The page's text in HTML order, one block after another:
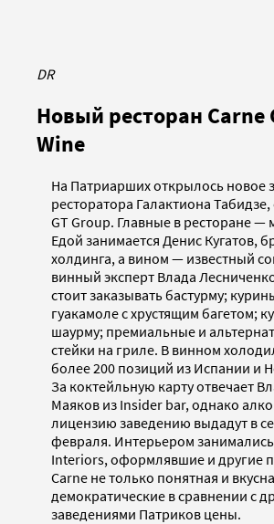
DR
Новый ресторан Carne
Wine
На Патриарших открылось новое
ресторатора Галактиона
GT Group. Главные в ресторане —
Едой занимается Денис Кугатов,
холдинга, а вином — известный
винный эксперт Влада
стоит заказывать бастурму;
гуакамоле с хрустящим багетом;
шаурму; премиальные и
стейки на гриле. В винном
более 200 позиций из Испании и
За коктейльную карту отвечает
Маяков из Insider bar, однако
лицензию заведению выдадут в
февраля. Интерьером
Interiors, оформлявшие и другие
Carne не только понятная и
демократические в сравнении с
заведениями Патриков цены.